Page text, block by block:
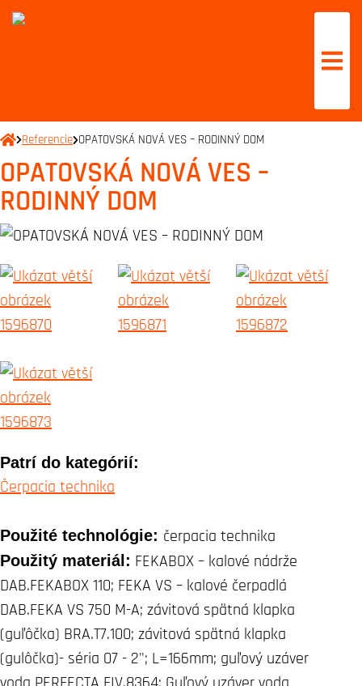
Referencie OPATOVSKÁ NOVÁ VES – RODINNÝ DOM
OPATOVSKÁ NOVÁ VES –
RODINNÝ DOM
Patrí do kategórií:
Čerpacia technika
Použité technológie: čerpacia technika
Použitý materiál: FEKABOX – kalové nádrže
DAB.FEKABOX 110; FEKA VS – kalové čerpadlá
DAB.FEKA VS 750 M-A; závitová spätná klapka
(guľôčka) BRA.T7.100; závitová spätná klapka
(gulôčka)- séria 07 - 2"; L=166mm; guľový uzáver